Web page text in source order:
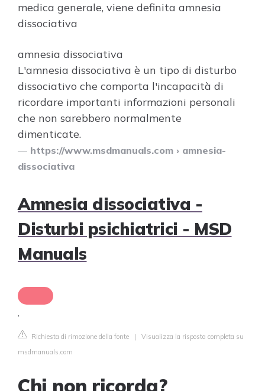
medica generale, viene definita amnesia
dissociativa
amnesia dissociativa
L'amnesia dissociativa è un tipo di disturbo
dissociativo che comporta l'incapacità di
ricordare importanti informazioni personali
che non sarebbero normalmente
dimenticate.
https://www.msdmanuals.com › amnesia-
dissociativa
Amnesia dissociativa -
Disturbi psichiatrici - MSD
Manuals
.
Richiesta di rimozione della fonte | Visualizza la risposta completa su
msdmanuals.com
Chi non ricorda?